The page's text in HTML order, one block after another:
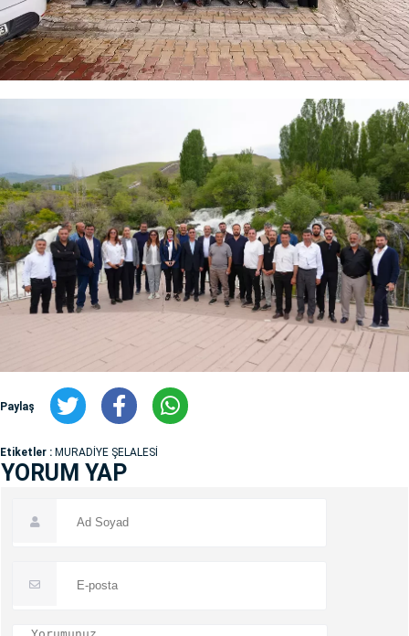
Paylaş
Etiketler : MURADİYE ŞELALESİ
YORUM YAP